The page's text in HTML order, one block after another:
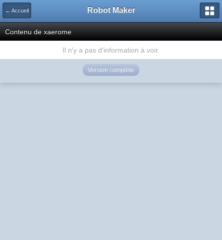
← Accueil Robot Maker
Contenu de xaerome
Il n'y a pas d'information à voir.
Version complète